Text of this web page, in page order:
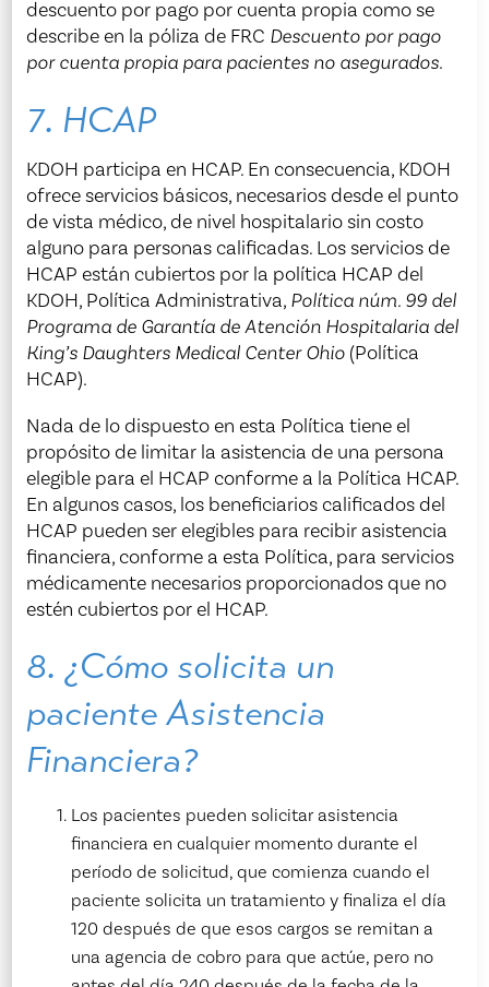
descuento por pago por cuenta propia como se
describe en la póliza de FRC Descuento por pago
por cuenta propia para pacientes no asegurados.
7. HCAP
KDOH participa en HCAP. En consecuencia, KDOH
ofrece servicios básicos, necesarios desde el punto
de vista médico, de nivel hospitalario sin costo
alguno para personas calificadas. Los servicios de
HCAP están cubiertos por la política HCAP del
KDOH, Política Administrativa, Política núm. 99 del
Programa de Garantía de Atención Hospitalaria del
King’s Daughters Medical Center Ohio (Política
HCAP).
Nada de lo dispuesto en esta Política tiene el
propósito de limitar la asistencia de una persona
elegible para el HCAP conforme a la Política HCAP.
En algunos casos, los beneficiarios calificados del
HCAP pueden ser elegibles para recibir asistencia
financiera, conforme a esta Política, para servicios
médicamente necesarios proporcionados que no
estén cubiertos por el HCAP.
8. ¿Cómo solicita un
paciente Asistencia
Financiera?
Los pacientes pueden solicitar asistencia
financiera en cualquier momento durante el
período de solicitud, que comienza cuando el
paciente solicita un tratamiento y finaliza el día
120 después de que esos cargos se remitan a
una agencia de cobro para que actúe, pero no